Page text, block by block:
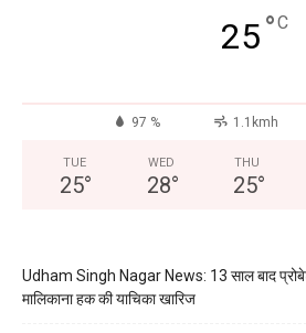
25°C
97 % 1.1kmh
TUE
25°
WED
28°
THU
25°
Udham Singh Nagar News: 13 साल बाद
मालिकाना हक की याचिका खारिज